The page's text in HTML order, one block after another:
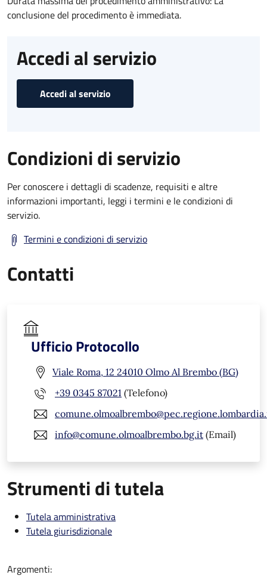
conclusione del procedimento è immediata.
Accedi al servizio
Accedi al servizio
Condizioni di servizio
Per conoscere i dettagli di scadenze, requisiti e altre
informazioni importanti, leggi i termini e le condizioni di
servizio.
Termini e condizioni di servizio
Contatti
Ufficio Protocollo
Viale Roma, 12 24010 Olmo Al Brembo (BG)
+39 0345 87021 (Telefono)
info@comune.olmoalbrembo.bg.it (Email)
Strumenti di tutela
Tutela amministrativa
Tutela giurisdizionale
Argomenti: